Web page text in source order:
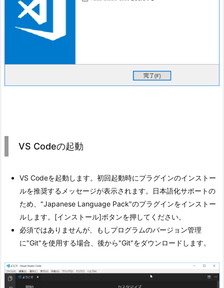
VS Codeの起動
VS Codeを起動します。初回起動時にプラグインのインストー
ルを推奨するメッセージが表示されます。日本語化サポートの
ため、"Japanese Language Pack"のプラグインをインストー
ルします。[インストール]ボタンを押してください。
必須ではありませんが、もしプログラムのバージョン管理
に"Git"を使用する場合、後から"Git"をダウンロードします。